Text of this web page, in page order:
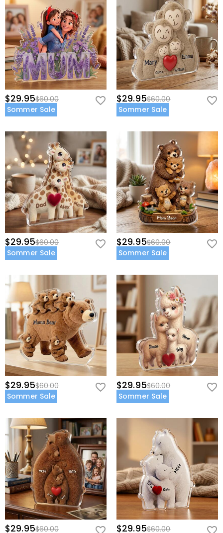
$29.95$60.00
Sommer Sale
$29.95$60.00
Sommer Sale
$29.95$60.00
Sommer Sale
$29.95$60.00
Sommer Sale
$29.95$60.00
Sommer Sale
$29.95$60.00
Sommer Sale
$29.95$60.00
$29.95$60.00